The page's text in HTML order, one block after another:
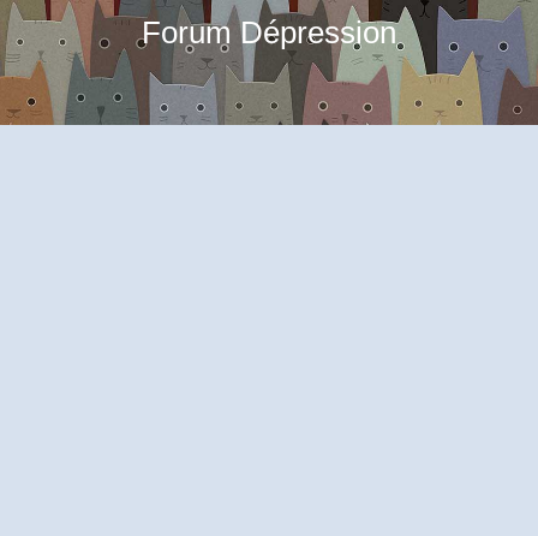
Forum Dépression